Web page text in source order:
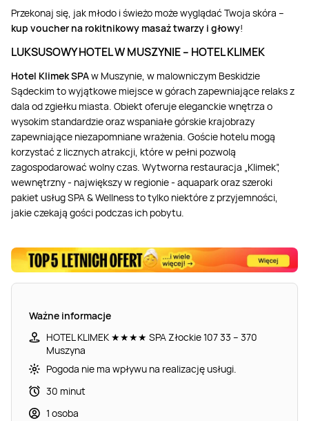
Przekonaj się, jak młodo i świeżo może wyglądać Twoja skóra –
kup voucher na rokitnikowy masaż twarzy i głowy!
LUKSUSOWY HOTEL W MUSZYNIE – HOTEL KLIMEK
Hotel Klimek SPAw Muszynie, w malowniczym Beskidzie
Sądeckim to wyjątkowe miejsce w górach zapewniające relaks z
dala od zgiełku miasta. Obiekt oferuje eleganckie wnętrza o
wysokim standardzie oraz wspaniałe górskie krajobrazy
zapewniające niezapomniane wrażenia. Goście hotelu mogą
korzystać z licznych atrakcji, które w pełni pozwolą
zagospodarować wolny czas. Wytworna restauracja „Klimek”,
wewnętrzny - największy w regionie - aquapark oraz szeroki
pakiet usług SPA & Wellness to tylko niektóre z przyjemności,
jakie czekają gości podczas ich pobytu.
Ważne informacje
HOTEL KLIMEK ★★★★ SPA Złockie 107 33 – 370
Muszyna
Pogoda nie ma wpływu na realizację usługi.
30 minut
1 osoba